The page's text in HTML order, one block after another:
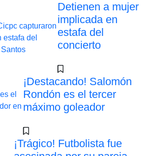
Detienen a mujer
implicada en
estafa del
concierto
¡Destacando! Salomón
Rondón es el tercer
máximo goleador
¡Trágico! Futbolista fue